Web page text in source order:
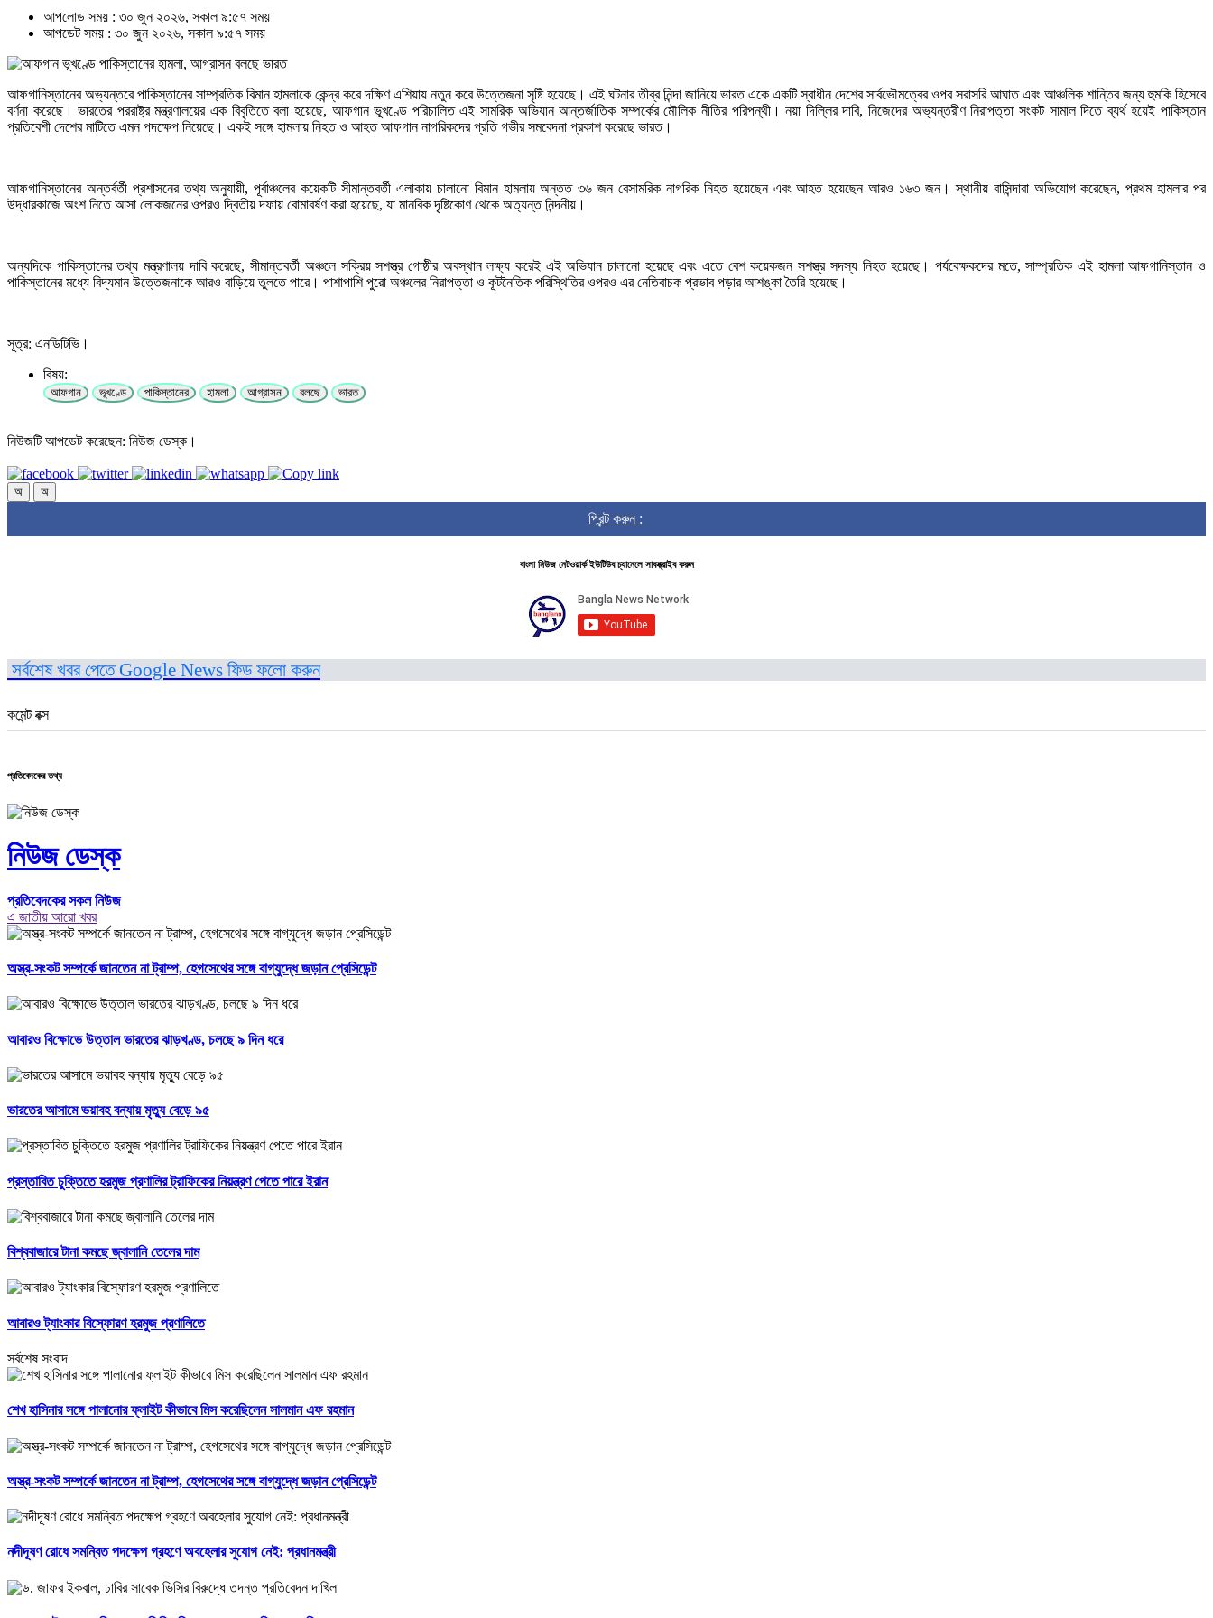
আপলোড সময় : ৩০ জুন ২০২৬, সকাল ৯:৫৭ সময়
আপডেট সময় : ৩০ জুন ২০২৬, সকাল ৯:৫৭ সময়
আফগানিস্তানের অভ্যন্তরে পাকিস্তানের সাম্প্রতিক বিমান হামলাকে কেন্দ্র করে দক্ষিণ এশিয়ায় নতুন করে উত্তেজনা সৃষ্টি হয়েছে। এই ঘটনার তীব্র নিন্দা জানিয়ে ভারত একে একটি স্বাধীন দেশের সার্বভৌমত্বের ওপর সরাসরি আঘাত এবং আঞ্চলিক শান্তির জন্য হুমকি হিসেবে
বর্ণনা করেছে। ভারতের পররাষ্ট্র মন্ত্রণালয়ের এক বিবৃতিতে বলা হয়েছে, আফগান ভূখণ্ডে পরিচালিত এই সামরিক অভিযান আন্তর্জাতিক সম্পর্কের মৌলিক নীতির পরিপন্থী। নয়া দিল্লির দাবি, নিজেদের অভ্যন্তরীণ নিরাপত্তা সংকট সামাল দিতে ব্যর্থ হয়েই পাকিস্তান
প্রতিবেশী দেশের মাটিতে এমন পদক্ষেপ নিয়েছে। একই সঙ্গে হামলায় নিহত ও আহত আফগান নাগরিকদের প্রতি গভীর সমবেদনা প্রকাশ করেছে ভারত।
আফগানিস্তানের অন্তর্বর্তী প্রশাসনের তথ্য অনুযায়ী, পূর্বাঞ্চলের কয়েকটি সীমান্তবর্তী এলাকায় চালানো বিমান হামলায় অন্তত ৩৬ জন বেসামরিক নাগরিক নিহত হয়েছেন এবং আহত হয়েছেন আরও ১৬৩ জন। স্থানীয় বাসিন্দারা অভিযোগ করেছেন, প্রথম হামলার পর
উদ্ধারকাজে অংশ নিতে আসা লোকজনের ওপরও দ্বিতীয় দফায় বোমাবর্ষণ করা হয়েছে, যা মানবিক দৃষ্টিকোণ থেকে অত্যন্ত নিন্দনীয়।
অন্যদিকে পাকিস্তানের তথ্য মন্ত্রণালয় দাবি করেছে, সীমান্তবর্তী অঞ্চলে সক্রিয় সশস্ত্র গোষ্ঠীর অবস্থান লক্ষ্য করেই এই অভিযান চালানো হয়েছে এবং এতে বেশ কয়েকজন সশস্ত্র সদস্য নিহত হয়েছে। পর্যবেক্ষকদের মতে, সাম্প্রতিক এই হামলা আফগানিস্তান ও
পাকিস্তানের মধ্যে বিদ্যমান উত্তেজনাকে আরও বাড়িয়ে তুলতে পারে। পাশাপাশি পুরো অঞ্চলের নিরাপত্তা ও কূটনৈতিক পরিস্থিতির ওপরও এর নেতিবাচক প্রভাব পড়ার আশঙ্কা তৈরি হয়েছে।
সূত্র: এনডিটিভি।
বিষয়:
আফগান ভূখণ্ডে পাকিস্তানের হামলা আগ্রাসন বলছে ভারত
নিউজটি আপডেট করেছেন: নিউজ ডেস্ক।
অ অ
প্রিন্ট করুন :
বাংলা নিউজ নেটওয়ার্ক ইউটিউব চ্যানেলে সাবস্ক্রাইব করুন
সর্বশেষ খবর পেতে Google News ফিড ফলো করুন
কমেন্ট বক্স
প্রতিবেদকের তথ্য
নিউজ ডেস্ক
প্রতিবেদকের সকল নিউজ
এ জাতীয় আরো খবর
অস্ত্র-সংকট সম্পর্কে জানতেন না ট্রাম্প, হেগসেথের সঙ্গে বাগ্‌যুদ্ধে জড়ান প্রেসিডেন্ট
আবারও বিক্ষোভে উত্তাল ভারতের ঝাড়খণ্ড, চলছে ৯ দিন ধরে
ভারতের আসামে ভয়াবহ বন্যায় মৃত্যু বেড়ে ৯৫
প্রস্তাবিত চুক্তিতে হরমুজ প্রণালির ট্রাফিকের নিয়ন্ত্রণ পেতে পারে ইরান
বিশ্ববাজারে টানা কমছে জ্বালানি তেলের দাম
আবারও ট্যাংকার বিস্ফোরণ হরমুজ প্রণালিতে
সর্বশেষ সংবাদ
শেখ হাসিনার সঙ্গে পালানোর ফ্লাইট কীভাবে মিস করেছিলেন সালমান এফ রহমান
অস্ত্র-সংকট সম্পর্কে জানতেন না ট্রাম্প, হেগসেথের সঙ্গে বাগ্‌যুদ্ধে জড়ান প্রেসিডেন্ট
নদীদূষণ রোধে সমন্বিত পদক্ষেপ গ্রহণে অবহেলার সুযোগ নেই: প্রধানমন্ত্রী